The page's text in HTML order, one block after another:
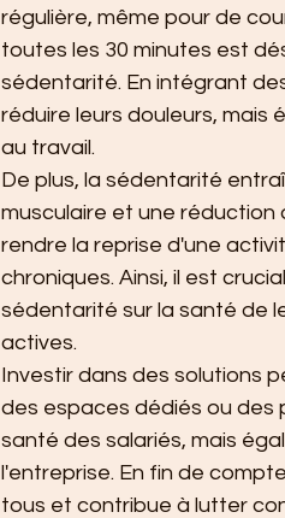
régulière, même pour de
toutes les 30 minutes est
sédentarité. En intégrant
réduire leurs douleurs,
au travail.
De plus, la sédentarité
musculaire et une
rendre la reprise d'une
chroniques. Ainsi, il est
sédentarité sur la santé de
actives.
Investir dans des solutions
des espaces dédiés ou des
santé des salariés, mais
l'entreprise. En fin de
tous et contribue à lutter